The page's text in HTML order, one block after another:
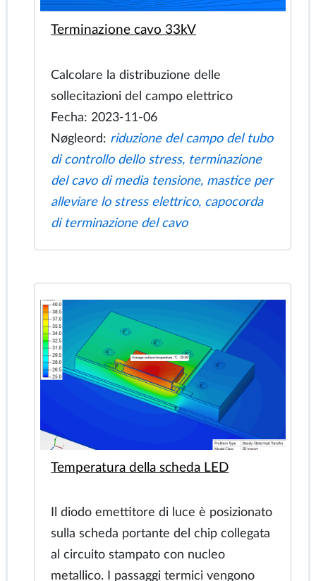
Le sbarre divise squilibrano la
corrente
Il sistema di sbarre viene utilizzato per
fornire la corrente elettrica dal
trasformatore al forno elettrico per la
fusione del vetro. Sono necessari studi
approfonditi per progettare il sistema di
sbarre più efficace e ridurre al minimo
le perdite di potenza.
Fecha: 2023-11-19
Nøgleord:campo magnetico, linea di
Calcolare la distribuzione delle
sollecitazioni del campo elettrico
Fecha: 2023-11-06